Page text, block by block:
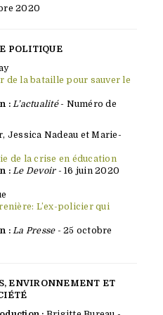
2020
POLITIQUE
de la bataille pour sauver le
: L’actualité- Numéro de
Jessica Nadeau et Marie-
de la crise en éducation
: Le Devoir - 16 juin 2020
L’ex-policier qui
: La Presse - 25 octobre
ENVIRONNEMENT ET